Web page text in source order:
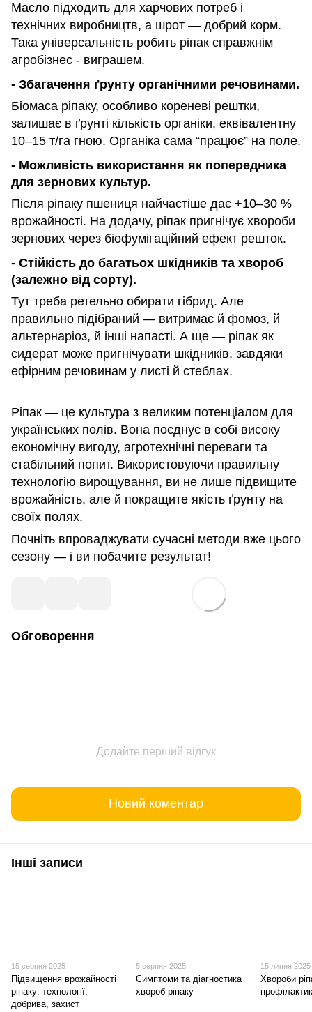
Масло підходить для харчових потреб і
технічних виробництв, а шрот — добрий корм.
Така універсальність робить ріпак справжнім
агробізнес - виграшем.
- Збагачення ґрунту органічними речовинами.
Біомаса ріпаку, особливо кореневі рештки,
залишає в ґрунті кількість органіки, еквівалентну
10–15 т/га гною. Органіка сама “працює” на поле.
- Можливість використання як попередника
для зернових культур.
Після ріпаку пшениця найчастіше дає +10–30 %
врожайності. На додачу, ріпак пригнічує хвороби
зернових через біофумігаційний ефект решток.
- Стійкість до багатьох шкідників та хвороб
(залежно від сорту).
Тут треба ретельно обирати гібрид. Але
правильно підібраний — витримає й фомоз, й
альтернаріоз, й інші напасті. А ще — ріпак як
сидерат може пригнічувати шкідників, завдяки
ефірним речовинам у листі й стеблах.
Ріпак — це культура з великим потенціалом для
українських полів. Вона поєднує в собі високу
економічну вигоду, агротехнічні переваги та
стабільний попит. Використовуючи правильну
технологію вирощування, ви не лише підвищите
врожайність, але й покращите якість ґрунту на
своїх полях.
Почніть впроваджувати сучасні методи вже цього
сезону — і ви побачите результат!
Обговорення
Додайте перший відгук
Новий коментар
Інші записи
15 серпня 2025
Підвищення врожайності
ріпаку: технології,
добрива, захист
5 серпня 2025
Симптоми та діагностика
хвороб ріпаку
15 липня 2025
Хвороби